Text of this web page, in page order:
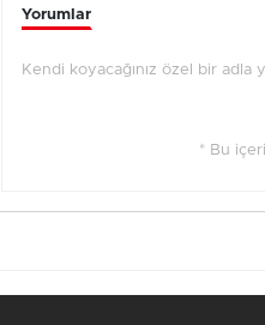
Yorumlar
Kendi koyacağınız özel bir
* Bu